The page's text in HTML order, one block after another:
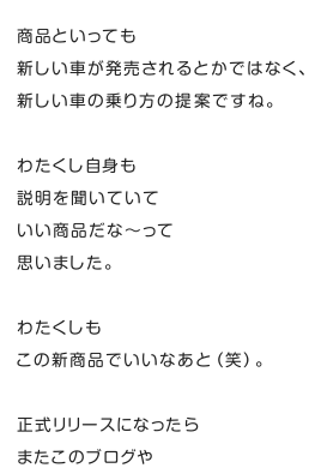
商品といっても
新しい車が発売されるとかではなく、
新しい車の乗り方の提案ですね。
わたくし自身も
説明を聞いていて
いい商品だな～って
思いました。
わたくしも
この新商品でいいなあと（笑）。
正式リリースになったら
またこのブログや